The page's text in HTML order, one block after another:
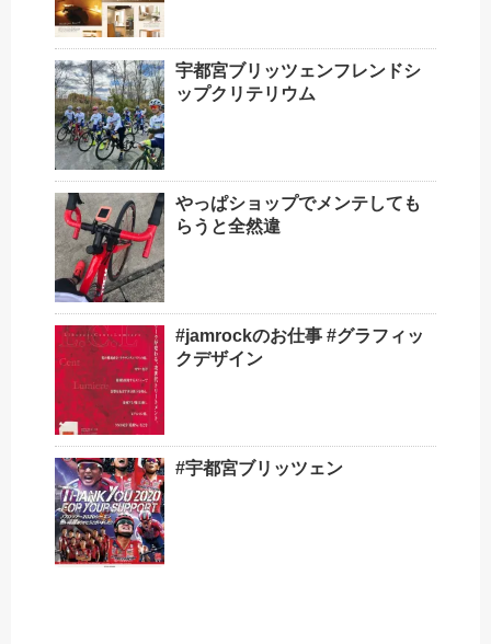
宇都宮ブリッツェンフレンドシ
ップクリテリウム
やっぱショップでメンテしても
らうと全然違
#jamrockのお仕事 #グラフィッ
クデザイン
#宇都宮ブリッツェン